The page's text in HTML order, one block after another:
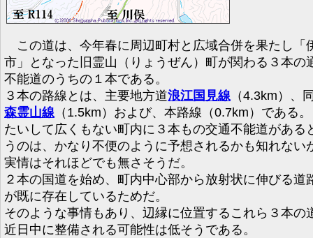
この道は、今年春に周辺町村と広域合併を果たし「
市」となった旧霊山（りょうぜん）町が関わる３本の
不能道のうちの１本である。
３本の路線とは、主要地方道浪江国見線 （4.3km）、
森霊山線 （1.5km）および、本路線（0.7km）である。
たいして広くもない町内に３本もの交通不能道がある
うのは、かなり不便のように予想されるかも知れない
実情はそれほどでも無さそうだ。
２本の国道を始め、町内中心部から放射状に伸びる道
が既に存在しているためだ。
そのような事情もあり、辺縁に位置するこれら３本の
近日中に整備される可能性は低そうである。